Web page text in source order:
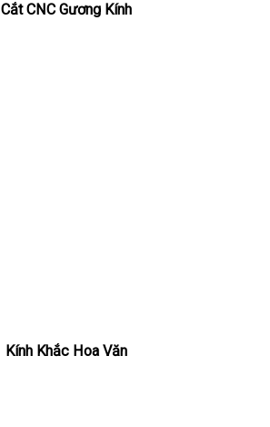
Cắt CNC Gương Kính
Kính Khắc Hoa Văn